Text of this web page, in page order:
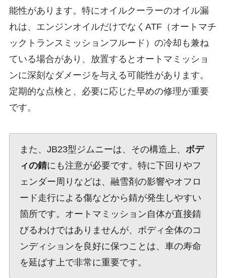
能性があります。特にオイルクーラーのオイル漏
れは、エンジンオイルだけでなくATF（オートマチ
ックトランスミッションフルード）の冷却も兼ね
ている場合があり、放置するとオートマミッショ
ンに深刻なダメージを与える可能性があります。
定期的な点検と、必要に応じた早めの修理が重要
です。
また、JB23型ジムニーは、その構造上、 ボデ
ィの錆にも注意が必要です。特に下回りやフ
ェンダー周りなどは、融雪剤の影響やオフロ
ード走行による傷などから錆が発生しやすい
箇所です。オートマミッション自体が直接錆
びるわけではありませんが、ボディ全体のコ
ンディションを良好に保つことは、車の寿命
を延ばす上で非常に重要です。